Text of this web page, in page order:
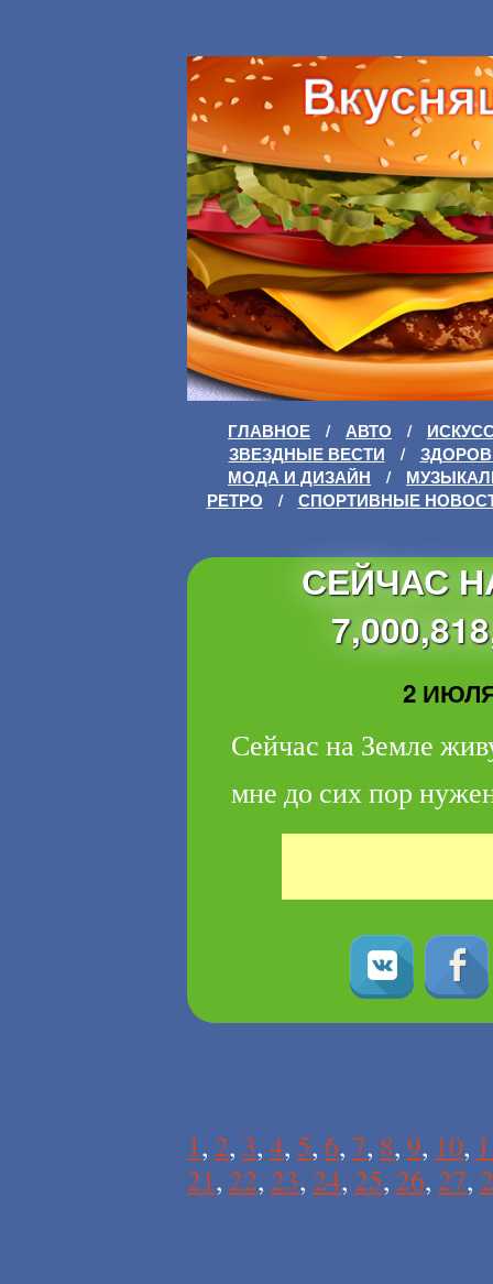
ГЛАВНОЕ / АВТО /
ЗВЕЗДНЫЕ ВЕСТИ
/
МОДА И ДИЗАЙН
/
РЕТРО
/ СПОРТИВНЫЕ
СЕЙЧАС
2 ИЮЛЯ
Сейчас на Земле
мне до сих пор
1, 2, 3, 4, 5, 6, 7, 8, 9, 10,
21, 22, 23, 24, 25, 26, 27,